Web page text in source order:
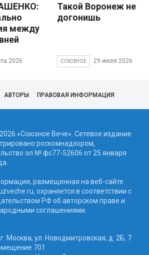
между
2026
Такой Воронеж не
догонишь
СОЮЗНОЕ 29 июля 2026
АВТОРЫ ПРАВОВАЯ ИНФОРМАЦИЯ
«Союзное Вече». Сетевое издание
роскомнадзором,
эл № фc77-52606 от 25 января
размещенная на веб-сайте
охраняется в соответствии с
РФ об авторском праве и
соглашениями.
Москва, ул. Новодмитровская, д. 2Б, 7
701